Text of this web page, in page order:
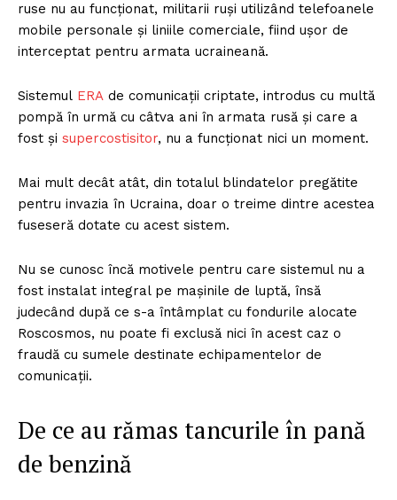
ruse nu au funcționat, militarii ruși utilizând telefoanele
mobile personale și liniile comerciale, fiind ușor de
interceptat pentru armata ucraineană.
Sistemul ERA de comunicații criptate, introdus cu multă
pompă în urmă cu câtva ani în armata rusă și care a
fost și supercostisitor, nu a funcționat nici un moment.
Mai mult decât atât, din totalul blindatelor pregătite
pentru invazia în Ucraina, doar o treime dintre acestea
fuseseră dotate cu acest sistem.
Nu se cunosc încă motivele pentru care sistemul nu a
fost instalat integral pe mașinile de luptă, însă
judecând după ce s-a întâmplat cu fondurile alocate
Roscosmos, nu poate fi exclusă nici în acest caz o
fraudă cu sumele destinate echipamentelor de
comunicații.
De ce au rămas tancurile în pană
de benzină